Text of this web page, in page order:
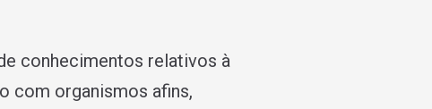
conhecimentos relativos à
com organismos afins,